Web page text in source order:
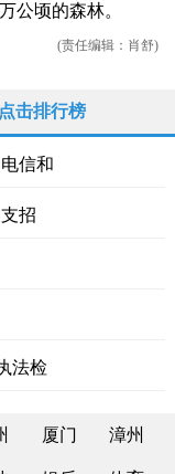
公顷的森林。
(责任编辑：肖舒)
击排行榜
信和
招
法检
厦门 漳州